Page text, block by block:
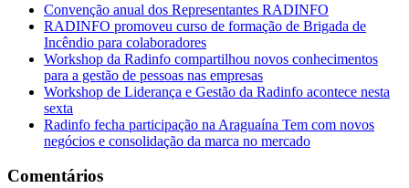
Convenção anual dos Representantes RADINFO
RADINFO promoveu curso de formação de Brigada de
Incêndio para colaboradores
Workshop da Radinfo compartilhou novos conhecimentos
para a gestão de pessoas nas empresas
Workshop de Liderança e Gestão da Radinfo acontece nesta
sexta
Radinfo fecha participação na Araguaína Tem com novos
negócios e consolidação da marca no mercado
Comentários